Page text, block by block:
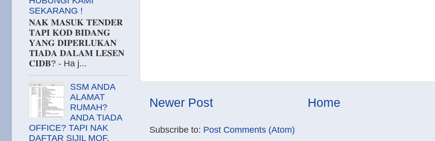
Newer Post Home
Subscribe to: Post Comments (Atom)
SEKARANG !
𝐍𝐀𝐊 𝐌𝐀𝐒𝐔𝐊 𝐓𝐄𝐍𝐃𝐄𝐑
𝐓𝐀𝐏𝐈 𝐊𝐎𝐃 𝐁𝐈𝐃𝐀𝐍𝐆
𝐘𝐀𝐍𝐆 𝐃𝐈𝐏𝐄𝐑𝐋𝐔𝐊𝐀𝐍
𝐓𝐈𝐀𝐃𝐀 𝐃𝐀𝐋𝐀𝐌 𝐋𝐄𝐒𝐄𝐍
𝐂𝐈𝐃𝐁? - Ha j...
SSM ANDA
ALAMAT
RUMAH?
ANDA TIADA
OFFICE? TAPI NAK
DAFTAR SIJIL MOF,